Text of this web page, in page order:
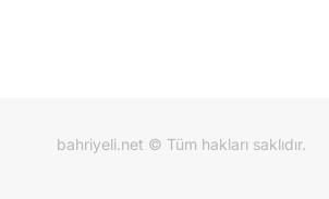
bahriyeli.net © Tüm hakları saklıdır.